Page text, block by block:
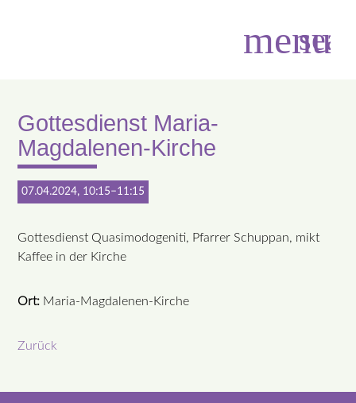
menu
Suchbegriffe
Gottesdienst Maria-
Magdalenen-Kirche
07.04.2024, 10:15–11:15
Gottesdienst Quasimodogeniti, Pfarrer Schuppan, mikt
Kaffee in der Kirche
Ort: Maria-Magdalenen-Kirche
Zurück